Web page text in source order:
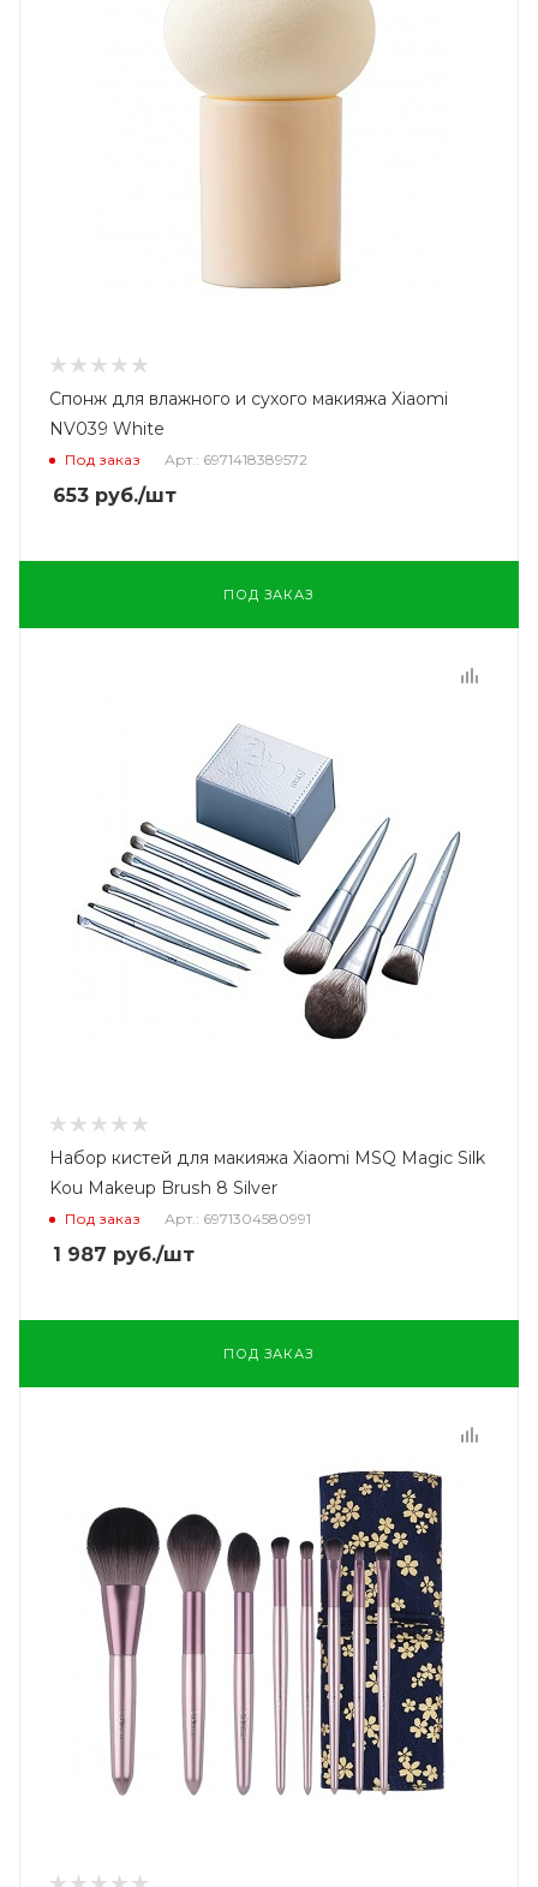
Спонж для влажного и сухого макияжа Xiaomi
NV039 White
Под заказ Арт.: 6971418389572
653 руб./шт
ПОД ЗАКАЗ
Набор кистей для макияжа Xiaomi MSQ Magic Silk
Kou Makeup Brush 8 Silver
Под заказ Арт.: 6971304580991
1 987 руб./шт
ПОД ЗАКАЗ